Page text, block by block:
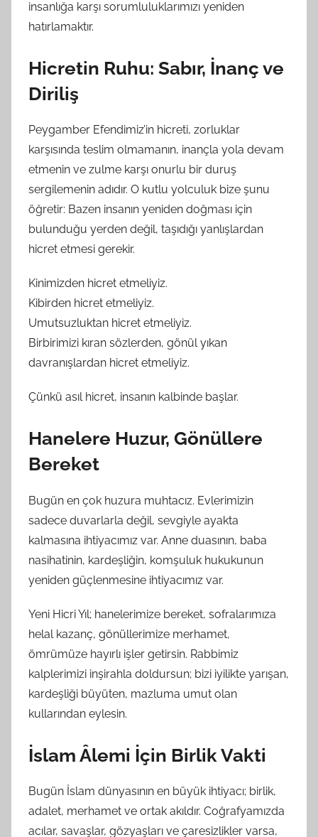
insanlığa karşı sorumluluklarımızı yeniden
hatırlamaktır.
Hicretin Ruhu: Sabır, İnanç ve
Diriliş
Peygamber Efendimiz’in hicreti, zorluklar
karşısında teslim olmamanın, inançla yola devam
etmenin ve zulme karşı onurlu bir duruş
sergilemenin adıdır. O kutlu yolculuk bize şunu
öğretir: Bazen insanın yeniden doğması için
bulunduğu yerden değil, taşıdığı yanlışlardan
hicret etmesi gerekir.
Kinimizden hicret etmeliyiz.
Kibirden hicret etmeliyiz.
Umutsuzluktan hicret etmeliyiz.
Birbirimizi kıran sözlerden, gönül yıkan
davranışlardan hicret etmeliyiz.
Çünkü asıl hicret, insanın kalbinde başlar.
Hanelere Huzur, Gönüllere
Bereket
Bugün en çok huzura muhtacız. Evlerimizin
sadece duvarlarla değil, sevgiyle ayakta
kalmasına ihtiyacımız var. Anne duasının, baba
nasihatinin, kardeşliğin, komşuluk hukukunun
yeniden güçlenmesine ihtiyacımız var.
Yeni Hicri Yıl; hanelerimize bereket, sofralarımıza
helal kazanç, gönüllerimize merhamet,
ömrümüze hayırlı işler getirsin. Rabbimiz
kalplerimizi inşirahla doldursun; bizi iyilikte yarışan,
kardeşliği büyüten, mazluma umut olan
kullarından eylesin.
İslam Âlemi İçin Birlik Vakti
Bugün İslam dünyasının en büyük ihtiyacı; birlik,
adalet, merhamet ve ortak akıldır. Coğrafyamızda
acılar, savaşlar, gözyaşları ve çaresizlikler varsa,